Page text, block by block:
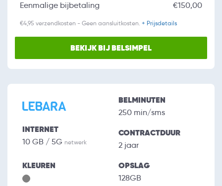
Eenmalige bijbetaling €150,00
€4,95 verzendkosten - Geen aansluitkosten. + Prijsdetails
BEKIJK BIJ BELSIMPEL
INTERNET
10 GB / 5G netwerk
BELMINUTEN
250 min/sms
CONTRACTDUUR
2 jaar
KLEUREN OPSLAG
128GB